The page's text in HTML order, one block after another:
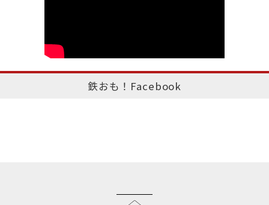
鉄おも！Facebook